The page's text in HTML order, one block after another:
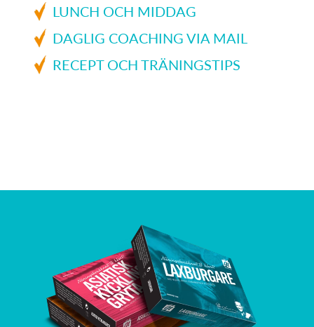
LUNCH OCH MIDDAG
DAGLIG COACHING VIA MAIL
RECEPT OCH TRÄNINGSTIPS